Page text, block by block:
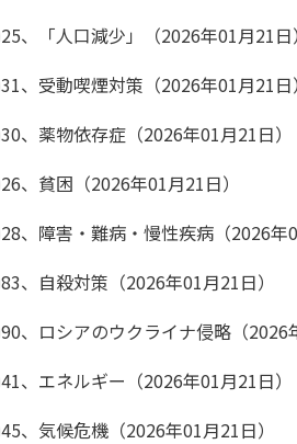
25、「人口減少」（2026年01月21日）
31、受動喫煙対策（2026年01月21日）
30、薬物依存症（2026年01月21日）
26、貧困（2026年01月21日）
28、障害・難病・慢性疾病（2026年
83、自殺対策（2026年01月21日）
90、ロシアのウクライナ侵略（2026
41、エネルギー（2026年01月21日）
45、気候危機（2026年01月21日）